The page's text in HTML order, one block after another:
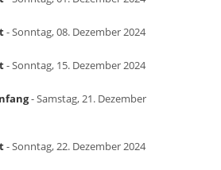
- Sonntag, 08. Dezember 2024
- Sonntag, 15. Dezember 2024
- Samstag, 21. Dezember
- Sonntag, 22. Dezember 2024